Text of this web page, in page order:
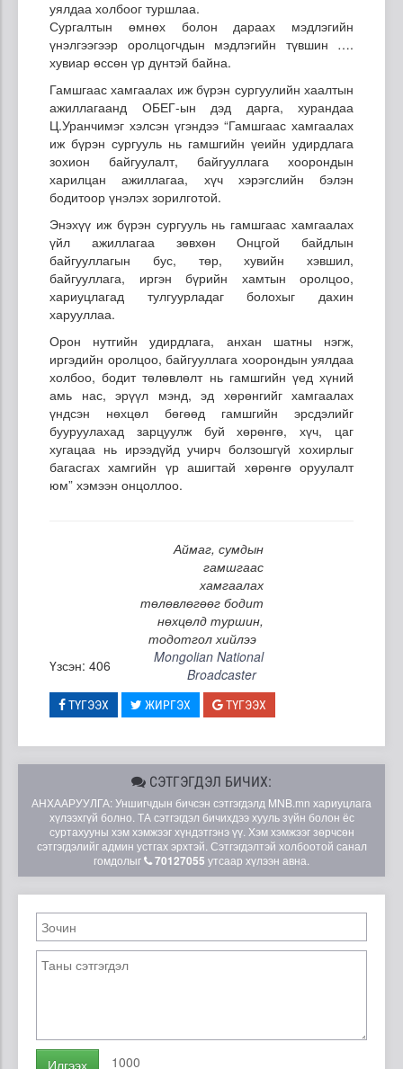
уялдаа холбоог туршлаа.
Сургалтын өмнөх болон дараах мэдлэгийн
үнэлгээгээр оролцогчдын мэдлэгийн түвшин ….
хувиар өссөн үр дүнтэй байна.
Гамшгаас хамгаалах иж бүрэн сургуулийн хаалтын
ажиллагаанд ОБЕГ-ын дэд дарга, хурандаа
Ц.Уранчимэг хэлсэн үгэндээ “Гамшгаас хамгаалах
иж бүрэн сургууль нь гамшгийн үеийн удирдлага
зохион байгуулалт, байгууллага хоорондын
харилцан ажиллагаа, хүч хэрэгслийн бэлэн
бодитоор үнэлэх зорилготой.
Энэхүү иж бүрэн сургууль нь гамшгаас хамгаалах
үйл ажиллагаа зөвхөн Онцгой байдлын
байгууллагын бус, төр, хувийн хэвшил,
байгууллага, иргэн бүрийн хамтын оролцоо,
хариуцлагад тулгуурладаг болохыг дахин
харууллаа.
Орон нутгийн удирдлага, анхан шатны нэгж,
иргэдийн оролцоо, байгууллага хоорондын уялдаа
холбоо, бодит төлөвлөлт нь гамшгийн үед хүний
амь нас, эрүүл мэнд, эд хөрөнгийг хамгаалах
үндсэн нөхцөл бөгөөд гамшгийн эрсдэлийг
бууруулахад зарцуулж буй хөрөнгө, хүч, цаг
хугацаа нь ирээдүйд учирч болзошгүй хохирлыг
багасгах хамгийн үр ашигтай хөрөнгө оруулалт
юм” хэмээн онцоллоо.
Аймаг, сумдын
гамшгаас
хамгаалах
төлөвлөгөөг бодит
нөхцөлд туршин,
тодотгол хийлээ
Үзсэн: 406
Mongolian National
Broadcaster
ТҮГЭЭХ ЖИРГЭХ ТҮГЭЭХ
СЭТГЭГДЭЛ БИЧИХ:
АНХААРУУЛГА: Уншигчдын бичсэн сэтгэгдэлд MNB.mn хариуцлага
хүлээхгүй болно. ТА сэтгэгдэл бичихдээ хууль зүйн болон ёс
суртахууны хэм хэмжээг хүндэтгэнэ үү. Хэм хэмжээг зөрчсөн
сэтгэгдэлийг админ устгах эрхтэй. Сэтгэгдэлтэй холбоотой санал
гомдолыг
70127055 утсаар хүлээн авна.
Илгээх 1000